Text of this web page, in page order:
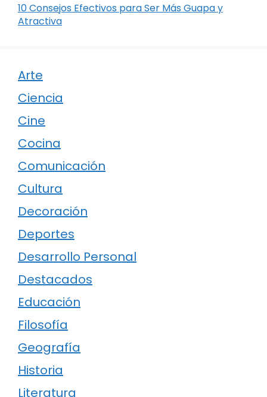
10 Consejos Efectivos para Ser Más Guapa y
Atractiva
Arte
Ciencia
Cine
Cocina
Comunicación
Cultura
Decoración
Deportes
Desarrollo Personal
Destacados
Educación
Filosofía
Geografía
Historia
Literatura